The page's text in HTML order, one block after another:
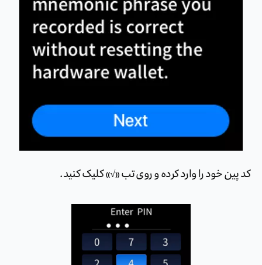
کد پین خود را وارد کرده و روی تب «√» کلیک کنید.